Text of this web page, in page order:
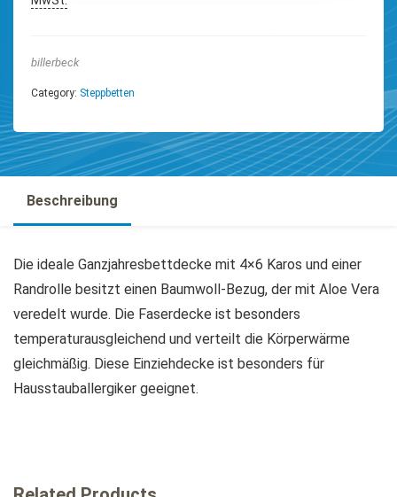
billerbeck
Category: Steppbetten
Beschreibung
Die ideale Ganzjahresbettdecke mit 4×6 Karos und einer
Randrolle besitzt einen Baumwoll-Bezug, der mit Aloe Vera
veredelt wurde. Die Faserdecke ist besonders
temperaturausgleichend und verteilt die Körperwärme
gleichmäßig. Diese Einziehdecke ist besonders für
Hausstauballergiker geeignet.